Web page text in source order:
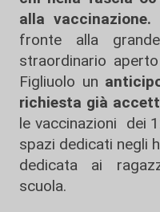
alla vaccinazione.
fronte alla
straordinario
Figliuolo un
richiesta già
le vaccinazioni dei
spazi dedicati negli
dedicata ai
scuola.